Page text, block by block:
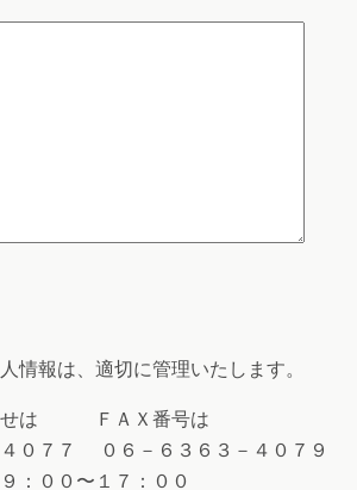
情報は、適切に管理いたします。
せは ＦＡＸ番号は
０７７ ０６－６３６３－４０７９
００〜１７：００